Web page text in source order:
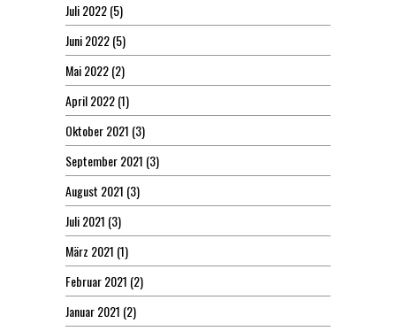
Juli 2022(5)
Juni 2022(5)
Mai 2022(2)
April 2022(1)
Oktober 2021 (3)
September 2021 (3)
August 2021 (3)
Juli 2021 (3)
März 2021 (1)
Februar 2021 (2)
Januar 2021 (2)